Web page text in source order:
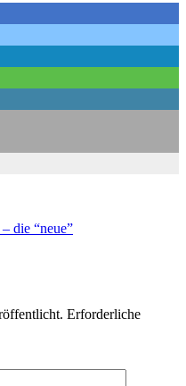
die “neue”
Erforderliche